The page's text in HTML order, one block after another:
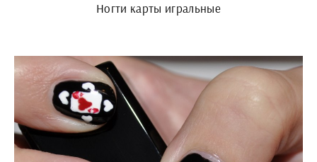
Ногти карты игральные